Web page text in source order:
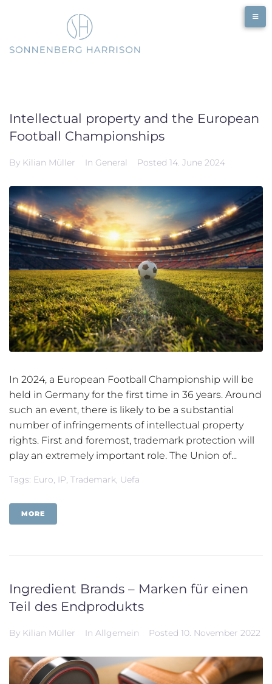
Intellectual property and the European
Football Championships
By Kilian Müller In General Posted 14. June 2024
In 2024, a European Football Championship will be
held in Germany for the first time in 36 years. Around
such an event, there is likely to be a substantial
number of infringements of intellectual property
rights. First and foremost, trademark protection will
play an extremely important role. The Union of...
Tags: Euro, IP, Trademark, Uefa
MORE
Ingredient Brands – Marken für einen
Teil des Endprodukts
By Kilian Müller In Allgemein Posted 10. November 2022